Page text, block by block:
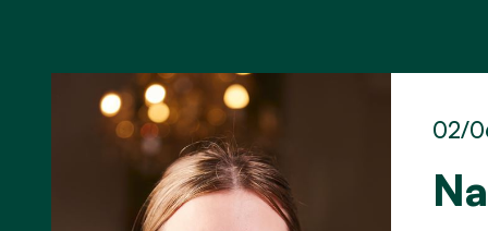
02/